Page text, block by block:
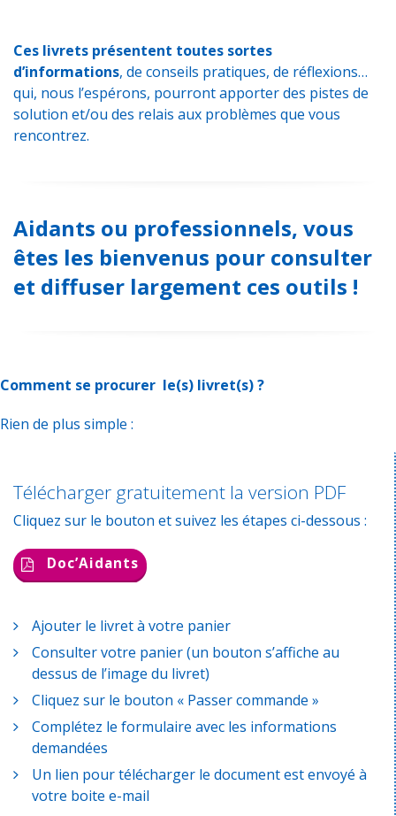
Ces livrets présentent toutes sortes
d’informations, de conseils pratiques, de réflexions…
qui, nous l’espérons, pourront apporter des pistes de
solution et/ou des relais aux problèmes que vous
rencontrez.
Aidants ou professionnels, vous
êtes les bienvenus pour consulter
et diffuser largement ces outils !
Comment se procurer le(s) livret(s) ?
Rien de plus simple :
Télécharger gratuitement la version PDF
Cliquez sur le bouton et suivez les étapes ci-dessous :
Doc’Aidants
Ajouter le livret à votre panier
Consulter votre panier (un bouton s’affiche au
dessus de l’image du livret)
Cliquez sur le bouton « Passer commande »
Complétez le formulaire avec les informations
demandées
Un lien pour télécharger le document est envoyé à
votre boite e-mail